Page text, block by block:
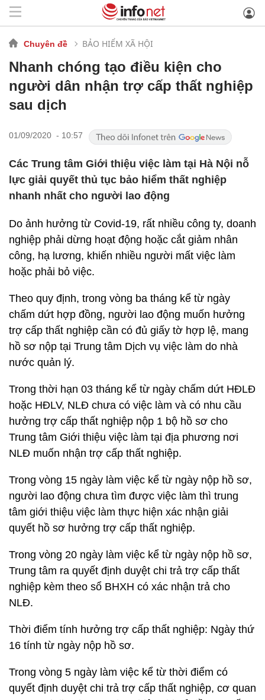
Chuyên đề BẢO HIỂM XÃ HỘI
Nhanh chóng tạo điều kiện cho
người dân nhận trợ cấp thất nghiệp
sau dịch
01/09/2020 - 10:57
Các Trung tâm Giới thiệu việc làm tại Hà Nội nỗ
lực giải quyết thủ tục bảo hiểm thất nghiệp
nhanh nhất cho người lao động
Do ảnh hưởng từ Covid-19, rất nhiều công ty, doanh
nghiệp phải dừng hoạt động hoặc cắt giảm nhân
công, hạ lương, khiến nhiều người mất việc làm
hoặc phải bỏ việc.
Theo quy định, trong vòng ba tháng kể từ ngày
chấm dứt hợp đồng, người lao động muốn hưởng
trợ cấp thất nghiệp cần có đủ giấy tờ hợp lệ, mang
hồ sơ nộp tại Trung tâm Dịch vụ việc làm do nhà
nước quản lý.
Trong thời hạn 03 tháng kể từ ngày chấm dứt HĐLĐ
hoặc HĐLV, NLĐ chưa có việc làm và có nhu cầu
hưởng trợ cấp thất nghiệp nộp 1 bộ hồ sơ cho
Trung tâm Giới thiệu việc làm tại địa phương nơi
NLĐ muốn nhận trợ cấp thất nghiệp.
Trong vòng 15 ngày làm việc kể từ ngày nộp hồ sơ,
người lao động chưa tìm được việc làm thì trung
tâm giới thiệu việc làm thực hiện xác nhận giải
quyết hồ sơ hưởng trợ cấp thất nghiệp.
Trong vòng 20 ngày làm việc kể từ ngày nộp hồ sơ,
Trung tâm ra quyết định duyệt chi trả trợ cấp thất
nghiệp kèm theo sổ BHXH có xác nhận trả cho
NLĐ.
Thời điểm tính hưởng trợ cấp thất nghiệp: Ngày thứ
16 tính từ ngày nộp hồ sơ.
Trong vòng 5 ngày làm việc kể từ thời điểm có
quyết định duyệt chi trả trợ cấp thất nghiệp, cơ quan